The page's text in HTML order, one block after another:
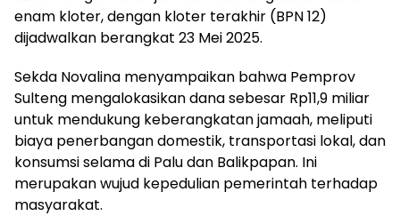
enam kloter, dengan kloter terakhir (BPN 12)
dijadwalkan berangkat 23 Mei 2025.
Sekda Novalina menyampaikan bahwa Pemprov
Sulteng mengalokasikan dana sebesar Rp11,9 miliar
untuk mendukung keberangkatan jamaah, meliputi
biaya penerbangan domestik, transportasi lokal, dan
konsumsi selama di Palu dan Balikpapan. Ini
merupakan wujud kepedulian pemerintah terhadap
masyarakat.